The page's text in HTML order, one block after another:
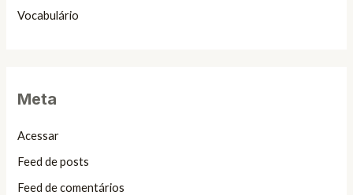
Vocabulário
Meta
Acessar
Feed de posts
Feed de comentários